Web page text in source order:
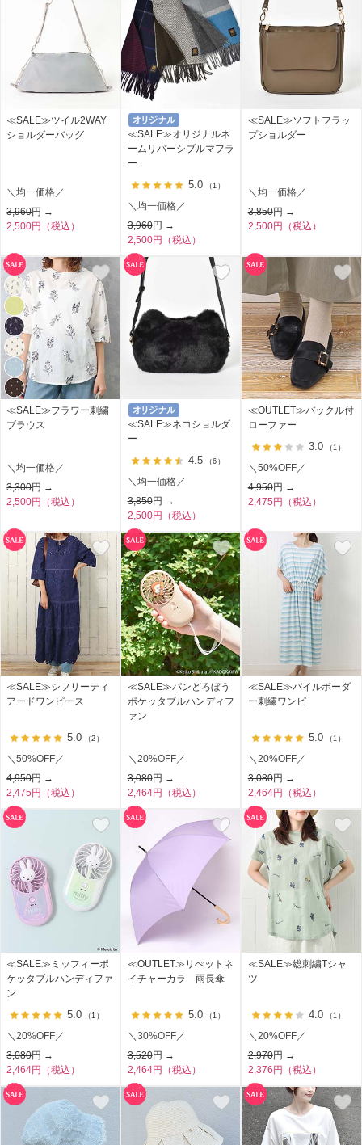
≪SALE≫ツイル2WAY
ショルダーバッグ
＼均一価格／
3,960円 →
2,500円（税込）
≪SALE≫オリジナルネ
ームリバーシブルマフラ
ー
5.0 （1）
＼均一価格／
3,960円 →
2,500円（税込）
≪SALE≫ソフトフラッ
プショルダー
＼均一価格／
3,850円 →
2,500円（税込）
≪SALE≫フラワー刺繍
ブラウス
＼均一価格／
3,300円 →
2,500円（税込）
≪SALE≫ネコショルダ
ー
4.5 （6）
＼均一価格／
3,850円 →
2,500円（税込）
≪OUTLET≫バックル付
ローファー
3.0 （1）
＼50%OFF／
4,950円 →
2,475円（税込）
≪SALE≫シフリーティ
アードワンピース
5.0 （2）
＼50%OFF／
4,950円 →
2,475円（税込）
≪SALE≫パンどろぼう
ポケッタブルハンディフ
ァン
＼20%OFF／
3,080円 →
2,464円（税込）
≪SALE≫パイルボーダ
ー刺繍ワンピ
5.0 （1）
＼20%OFF／
3,080円 →
2,464円（税込）
≪SALE≫ミッフィーポ
ケッタブルハンディファ
ン
5.0 （1）
＼20%OFF／
3,080円 →
2,464円（税込）
≪OUTLET≫リぺットネ
イチャーカラ―雨長傘
5.0 （1）
＼30%OFF／
3,520円 →
2,464円（税込）
≪SALE≫総刺繍Tシャ
ツ
4.0 （1）
＼20%OFF／
2,970円 →
2,376円（税込）